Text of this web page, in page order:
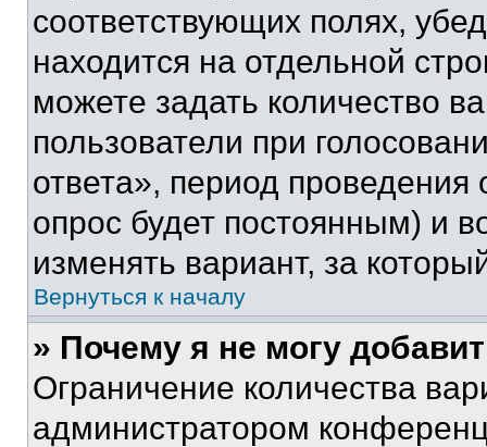
соответствующих полях,
находится на отдельной
можете задать количество
пользователи при
ответа», период проведения
опрос будет постоянным) и
изменять вариант, за
Вернуться к началу
» Почему я не могу
Ограничение количества
администратором